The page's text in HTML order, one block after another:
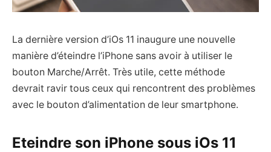
La dernière version d’iOs 11 inaugure une nouvelle
manière d’éteindre l’iPhone sans avoir à utiliser le
bouton Marche/Arrêt. Très utile, cette méthode
devrait ravir tous ceux qui rencontrent des problèmes
avec le bouton d’alimentation de leur smartphone.
Eteindre son iPhone sous iOs 11